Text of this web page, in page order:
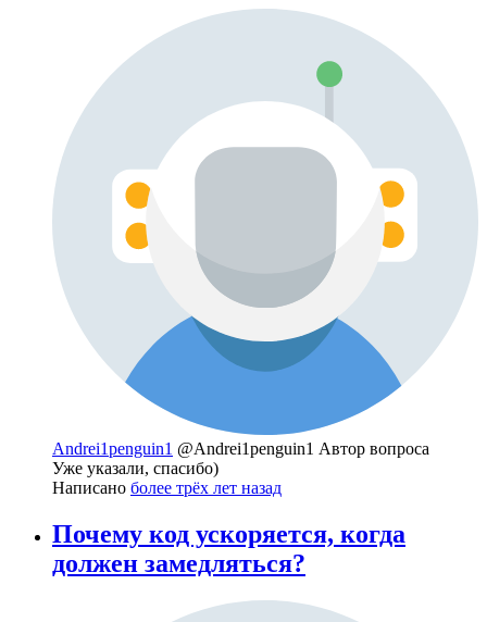
Andrei1penguin1 @Andrei1penguin1 Автор вопроса
Уже указали, спасибо)
Написано более трёх лет назад
Почему код ускоряется, когда
должен замедляться?